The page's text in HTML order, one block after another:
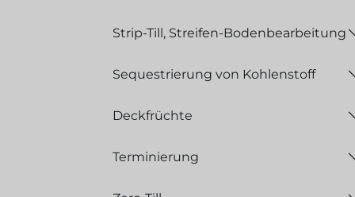
Strip-Till, Streifen-Bodenbearbeitung
Sequestrierung von Kohlenstoff
Deckfrüchte
Terminierung